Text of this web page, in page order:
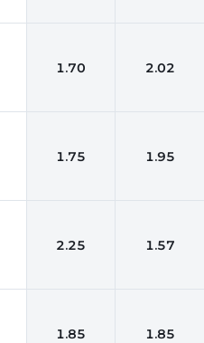
1.70 2.02
1.75 1.95
2.25 1.57
1.85 1.85